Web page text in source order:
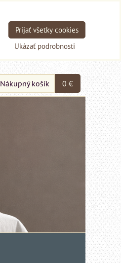
Nákupný košík 0 €
Ukázať podrobnosti
Prijať všetky cookies